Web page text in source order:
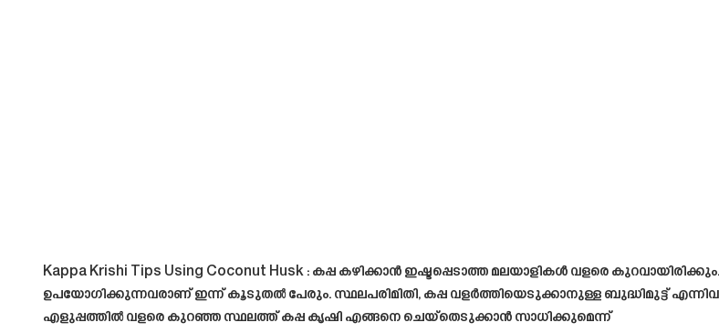
Kappa Krishi Tips Using Coconut Husk : കപ്പ കഴിക്കാൻ ഇഷ്ടപ്പെടാത്ത മലയാളികൾ വളരെ
ഉപയോഗിക്കുന്നവരാണ് ഇന്ന് കൂടുതൽ പേരും. സ്ഥലപരിമിതി, കപ്പ വളർത്തിയെടുക്കാനുള്ള ബുദ്ധിമുട്ട് എന്നിവ
എളുപ്പത്തിൽ വളരെ കുറഞ്ഞ സ്ഥലത്ത് കപ്പ കൃഷി എങ്ങനെ ചെയ്തെടുക്കാൻ സാധിക്കുമെന്ന്